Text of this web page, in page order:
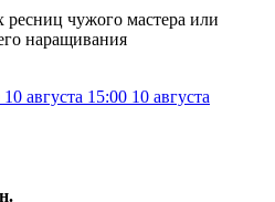
ресниц чужого мастера или
наращивания
10 августа 15:00 10 августа